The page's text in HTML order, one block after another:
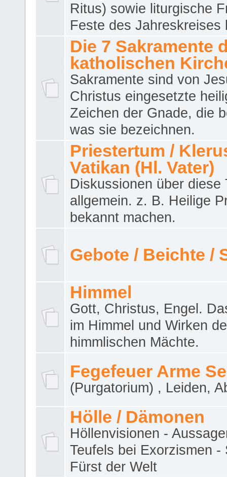
Ritus) sowie liturgische
Feste des Jahreskreises
Die 7 Sakramente
katholischen
Sakramente sind von
Christus eingesetzte
Zeichen der Gnade, die
was sie bezeichnen.
Priestertum /
Vatikan (Hl. Vater)
Diskussionen über diese
allgemein. z. B. Heilige
bekannt machen.
Gebote / Beichte /
Himmel
Gott, Christus, Engel.
im Himmel und Wirken
himmlischen Mächte.
Fegefeuer Arme
(Purgatorium) , Leiden,
Hölle / Dämonen
Höllenvisionen -
Teufels bei Exorzismen -
Fürst der Welt